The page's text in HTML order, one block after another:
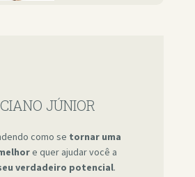
JÚNIOR
como se tornar uma
e quer ajudar você a
verdadeiro potencial.